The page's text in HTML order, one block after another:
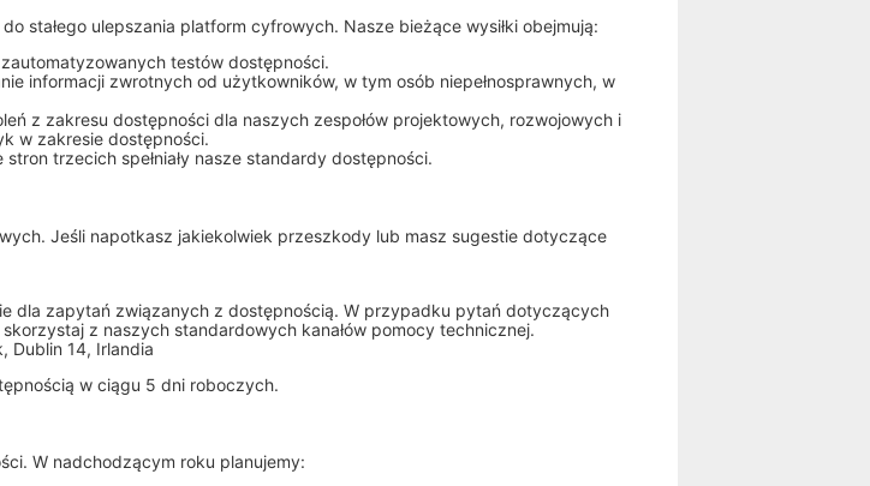
stałego ulepszania platform cyfrowych. Nasze bieżące wysiłki obejmują:
testów dostępności.
informacji zwrotnych od użytkowników, w tym osób niepełnosprawnych, w
z zakresu dostępności dla naszych zespołów projektowych, rozwojowych i
w zakresie dostępności.
trzecich spełniały nasze standardy dostępności.
Jeśli napotkasz jakiekolwiek przeszkody lub masz sugestie dotyczące
dla zapytań związanych z dostępnością. W przypadku pytań dotyczących
z naszych standardowych kanałów pomocy technicznej.
Dublin 14, Irlandia
w ciągu 5 dni roboczych.
W nadchodzącym roku planujemy: